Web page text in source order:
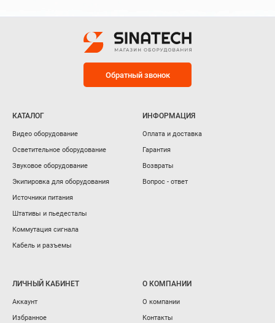
Обратный звонок
КАТАЛОГ
Видео оборудование
Осветительное оборудование
Звуковое оборудование
Экипировка для оборудования
Источники питания
Штативы и пьедесталы
Коммутация сигнала
Кабель и разъемы
ИНФОРМАЦИЯ
Оплата и доставка
Гарантия
Возвраты
Вопрос - ответ
ЛИЧНЫЙ КАБИНЕТ
Аккаунт
Избранное
О КОМПАНИИ
О компании
Контакты